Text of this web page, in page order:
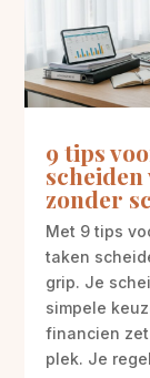
9 tips
zonder
Met 9 tips
taken
grip. Je
simpele
financien
plek. Je